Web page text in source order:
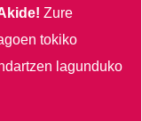
Zure
tokiko
lagunduko